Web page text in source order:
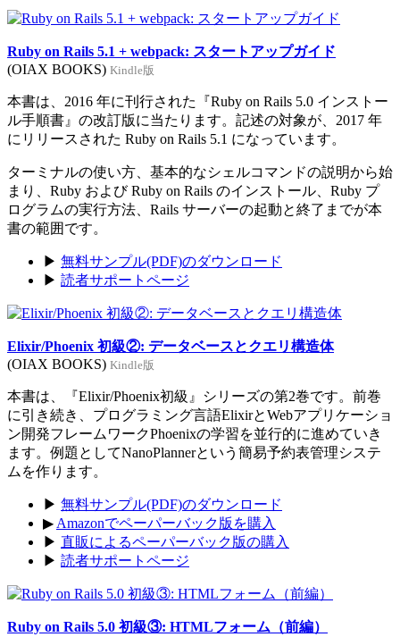
Ruby on Rails 5.1 + webpack: スタートアップガイド
(OIAX BOOKS) Kindle版
本書は、2016 年に刊行された『Ruby on Rails 5.0 インストー
ル手順書』の改訂版に当たります。記述の対象が、2017 年
にリリースされた Ruby on Rails 5.1 になっています。
ターミナルの使い方、基本的なシェルコマンドの説明から始
まり、Ruby および Ruby on Rails のインストール、Ruby プ
ログラムの実行方法、Rails サーバーの起動と終了までが本
書の範囲です。
▶ 無料サンプル(PDF)のダウンロード
▶ 読者サポートページ
Elixir/Phoenix 初級②: データベースとクエリ構造体
(OIAX BOOKS) Kindle版
本書は、『Elixir/Phoenix初級』シリーズの第2巻です。前巻
に引き続き、プログラミング言語ElixirとWebアプリケーショ
ン開発フレームワークPhoenixの学習を並行的に進めていき
ます。例題としてNanoPlannerという簡易予約表管理システ
ムを作ります。
▶ 無料サンプル(PDF)のダウンロード
▶ Amazonでペーパーバック版を購入
▶ 直販によるペーパーバック版の購入
▶ 読者サポートページ
Ruby on Rails 5.0 初級③: HTMLフォーム（前編）